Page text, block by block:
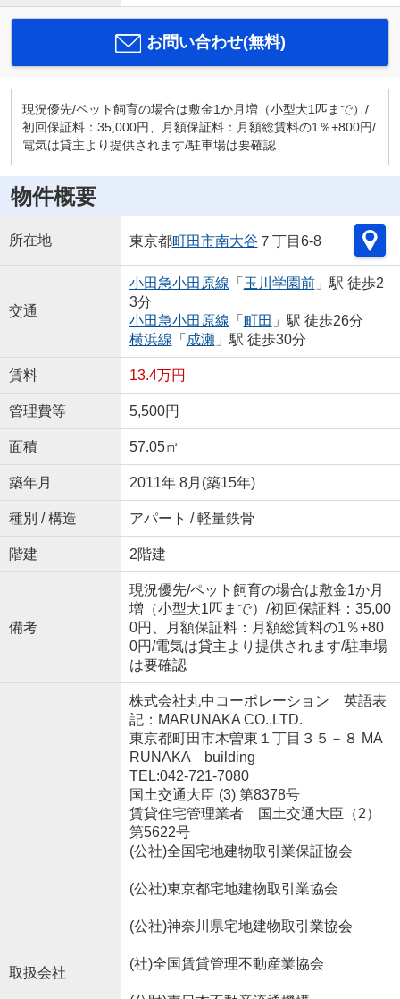
お問い合わせ(無料)
現況優先/ペット飼育の場合は敷金1か月増（小型犬1匹まで）/
初回保証料：35,000円、月額保証料：月額総賃料の1％+800円/
電気は貸主より提供されます/駐車場は要確認
物件概要
所在地 東京都町田市南大谷 ７丁目6-8
交通
小田急小田原線 「 玉川学園前」駅 徒歩2
3分
小田急小田原線 「 町田 」駅 徒歩26分
横浜線 「 成瀬」駅 徒歩30分
賃料 13.4万円
管理費等 5,500円
面積 57.05㎡
築年月 2011年 8月(築15年)
種別 / 構造 アパート / 軽量鉄骨
階建 2階建
備考
現況優先/ペット飼育の場合は敷金1か月
増（小型犬1匹まで）/初回保証料：35,00
0円、月額保証料：月額総賃料の1％+80
0円/電気は貸主より提供されます/駐車場
は要確認
取扱会社
株式会社丸中コーポレーション 英語表
記：MARUNAKA CO.,LTD.
東京都町田市木曽東１丁目３５－８ MA
RUNAKA building
TEL:042-721-7080
国土交通大臣 (3) 第8378号
賃貸住宅管理業者 国土交通大臣（2）
第5622号
(公社)全国宅地建物取引業保証協会
(公社)東京都宅地建物取引業協会
(公社)神奈川県宅地建物取引業協会
(社)全国賃貸管理不動産業協会